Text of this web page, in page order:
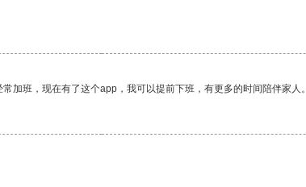
加班，现在有了这个app，我可以提前下班，有更多的时间陪伴家人。